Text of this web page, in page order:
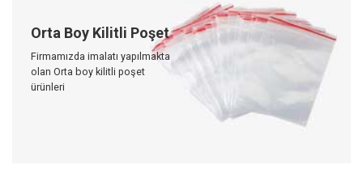
Orta Boy Kilitli Poşet
Firmamızda imalatı yapılmakta
olan Orta boy kilitli poşet
ürünleri